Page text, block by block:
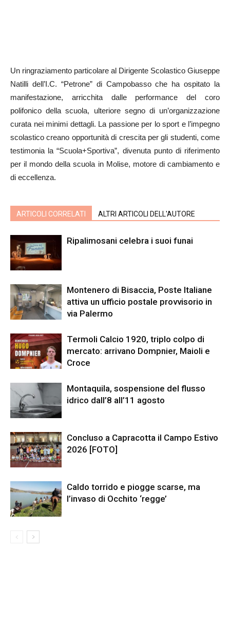
Un ringraziamento particolare al Dirigente Scolastico Giuseppe
Natilli dell’I.C. “Petrone” di Campobasso che ha ospitato la
manifestazione, arricchita dalle performance del coro
polifonico della scuola, ulteriore segno di un’organizzazione
curata nei minimi dettagli. La passione per lo sport e l’impegno
scolastico creano opportunità di crescita per gli studenti, come
testimonia la “Scuola+Sportiva”, divenuta punto di riferimento
per il mondo della scuola in Molise, motore di cambiamento e
di eccellenza.
ARTICOLI CORRELATI ALTRI ARTICOLI DELL'AUTORE
Ripalimosani celebra i suoi funai
Montenero di Bisaccia, Poste Italiane
attiva un ufficio postale provvisorio in
via Palermo
Termoli Calcio 1920, triplo colpo di
mercato: arrivano Dompnier, Maioli e
Croce
Montaquila, sospensione del flusso
idrico dall’8 all’11 agosto
Concluso a Capracotta il Campo Estivo
2026 [FOTO]
Caldo torrido e piogge scarse, ma
l’invaso di Occhito ‘regge’